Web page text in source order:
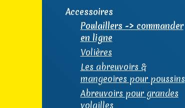
Accessoires
Poulaillers -> commander
en ligne
Volières
Les abreuvoirs &
mangeoires pour poussins
Abreuvoirs pour grandes
volailles